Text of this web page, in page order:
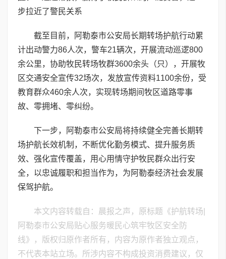
步拉近了警民关系
截至目前，阿勒泰市公安局长期转场护航行动累
计出动警力86人次，警车21辆次，开展流动巡逻800
余公里，协助牧民转场牧群3600余头（只），开展牧
区交通安全宣传32场次，发放宣传资料1100余份，受
教育群众460余人次，实现转场期间牧区道路零事
故、零拥堵、零纠纷。
下一步，阿勒泰市公安局将持续健全完善长期转
场护航长效机制，不断优化勤务模式、提升服务质
效、强化宣传覆盖，用心用情守护牧民群众出行安
全，以忠诚履职和担当作为，为阿勒泰经济社会发展
保驾护航。
本文内容转载自：晨报之声，原标题《护航转场|
阿勒泰市公安局贴心服务暖民心筑牢牧区安全防
线》，版权归原作者所有，内容为原作者独立观点，
不代表本站立场。所涉内容不构成投资消费建议，仅